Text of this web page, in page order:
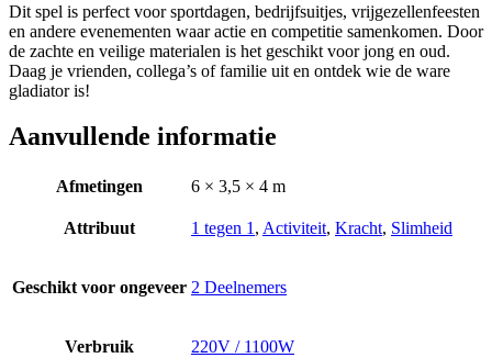
Dit spel is perfect voor sportdagen, bedrijfsuitjes, vrijgezellenfeesten
en andere evenementen waar actie en competitie samenkomen. Door
de zachte en veilige materialen is het geschikt voor jong en oud.
Daag je vrienden, collega’s of familie uit en ontdek wie de ware
gladiator is!
Aanvullende informatie
Afmetingen 6 × 3,5 × 4 m
Attribuut 1 tegen 1 , Activiteit, Kracht, Slimheid
Geschikt voor ongeveer 2 Deelnemers
Verbruik 220V / 1100W